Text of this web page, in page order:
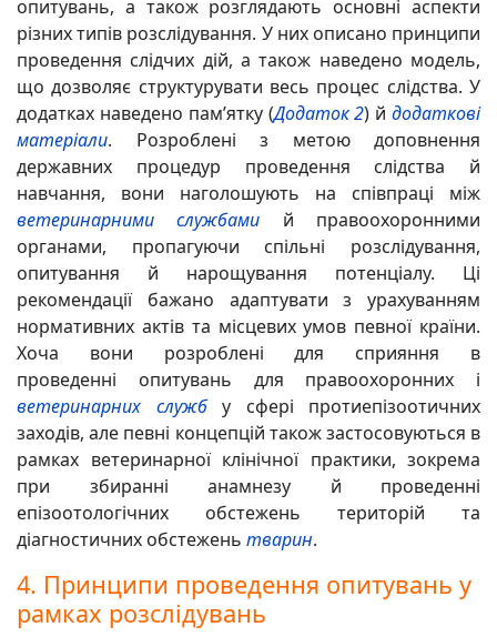
опитувань, а також розглядають основні аспекти
різних типів розслідування. У них описано принципи
проведення слідчих дій, а також наведено модель,
що дозволяє структурувати весь процес слідства. У
додатках наведено пам’ятку (Додаток 2) йдодаткові
матеріали. Розроблені з метою доповнення
державних процедур проведення слідства й
навчання, вони наголошують на співпраці між
ветеринарними службами й правоохоронними
органами, пропагуючи спільні розслідування,
опитування й нарощування потенціалу. Ці
рекомендації бажано адаптувати з урахуванням
нормативних актів та місцевих умов певної країни.
Хоча вони розроблені для сприяння в
проведенні опитувань для правоохоронних і
ветеринарних службу сфері протиепізоотичних
заходів, але певні концепцій також застосовуються в
рамках ветеринарної клінічної практики, зокрема
при збиранні анамнезу й проведенні
епізоотологічних обстежень територій та
діагностичних обстежень тварин.
4. Принципи проведення опитувань у
рамках розслідувань